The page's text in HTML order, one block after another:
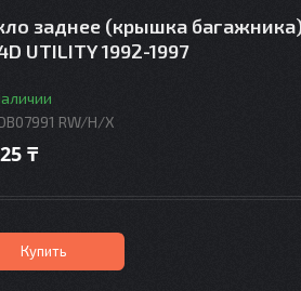
заднее (крышка багажника)
UTILITY 1992-1997
RW/H/X
₸
Купить